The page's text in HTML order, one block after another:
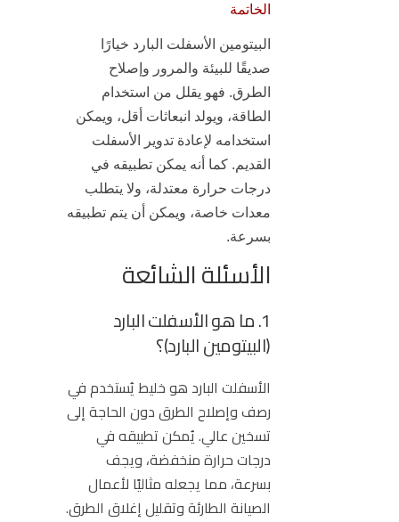
الخاتمة
البيتومين الأسفلت البارد خيارًا
صديقًا للبيئة والمرور وإصلاح
الطرق. فهو يقلل من استخدام
الطاقة، ويولد انبعاثات أقل، ويمكن
استخدامه لإعادة تدوير الأسفلت
القديم. كما أنه يمكن تطبيقه في
درجات حرارة معتدلة، ولا يتطلب
معدات خاصة، ويمكن أن يتم تطبيقه
بسرعة.
الأسئلة الشائعة
1. ما هو الأسفلت البارد
(البيتومين البارد)؟
الأسفلت البارد هو خليط يُستخدم في
رصف وإصلاح الطرق دون الحاجة إلى
تسخين عالي. يُمكن تطبيقه في
درجات حرارة منخفضة، ويجف
بسرعة، مما يجعله مثاليًا لأعمال
الصيانة الطارئة وتقليل إغلاق الطرق.